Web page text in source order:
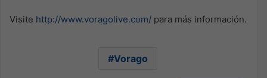
Visite http://www.voragolive.com/ para más información.
Vorago